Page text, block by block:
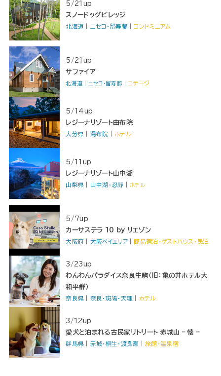
5/21up
スノードッグビレッジ
北海道 ニセコ・留寿都 コンドミニアム
5/21up
サファイア
北海道 ニセコ・留寿都 コテージ
5/14up
レジーナリゾート由布院
大分県 湯布院 ホテル
5/11up
レジーナリゾート山中湖
山梨県 山中湖・忍野 ホテル
5/7up
カーサステラ 10 by リエゾン
大阪府 大阪ベイエリア｜簡易宿泊・ゲストハウス・民泊
3/23up
わんわんパラダイス奈良生駒（旧：亀の井ホテル大
和平群）
奈良県 奈良・斑鳩・天理 ホテル
3/12up
愛犬と泊まれる古民家リトリート 赤城山 – 懐 –
群馬県 赤城・桐生・渡良瀬 旅館・温泉宿